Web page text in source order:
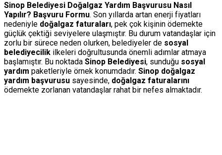
Sinop Belediyesi Doğalgaz Yardım Başvurusu Nasıl
Yapılır? Başvuru Formu. Son yıllarda artan enerji fiyatları
nedeniyle doğalgaz faturaları, pek çok kişinin ödemekte
güçlük çektiği seviyelere ulaşmıştır. Bu durum vatandaşlar için
zorlu bir sürece neden olurken, belediyeler de sosyal
belediyecilik ilkeleri doğrultusunda önemli adımlar atmaya
başlamıştır. Bu noktada Sinop Belediyesi, sunduğu sosyal
yardım paketleriyle örnek konumdadır. Sinop doğalgaz
yardım başvurusu sayesinde, doğalgaz faturalarını
ödemekte zorlanan vatandaşlar rahat bir nefes almaktadır.